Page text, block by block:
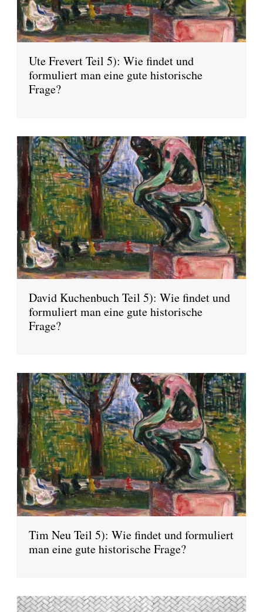
Ute Frevert Teil 5): Wie findet und
formuliert man eine gute historische
Frage?
David Kuchenbuch Teil 5): Wie findet und
formuliert man eine gute historische
Frage?
Tim Neu Teil 5): Wie findet und formuliert
man eine gute historische Frage?